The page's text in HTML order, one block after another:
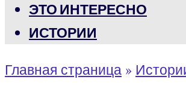
ЭТО ИНТЕРЕСНО
ИСТОРИИ
Главная страница »